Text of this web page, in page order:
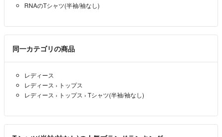
RNAのTシャツ(半袖/袖なし)
同一カテゴリの商品
レディース
レディース › トップス
レディース › トップス › Tシャツ(半袖/袖なし)